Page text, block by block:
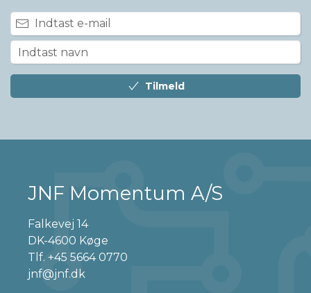
Tilmeld
JNF Momentum A/S
Falkevej 14
DK-4600 Køge
Tlf. +45 5664 0770
jnf@jnf.dk